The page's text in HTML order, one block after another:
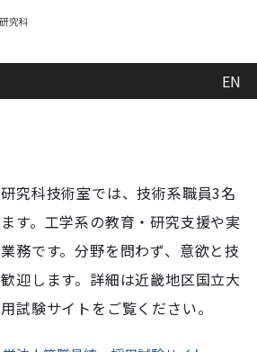
EN
究科技術室では、技術系職員3名
す。工学系の教育・研究支援や実
務です。分野を問わず、意欲と技
迎します。詳細は近畿地区国立大
試験サイトをご覧ください。